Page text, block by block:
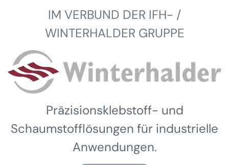
IM VERBUND DER IFH- /
WINTERHALDER GRUPPE
Winterhalder
Präzisionsklebstoff- und
Schaumstofflösungen für industrielle
Anwendungen.